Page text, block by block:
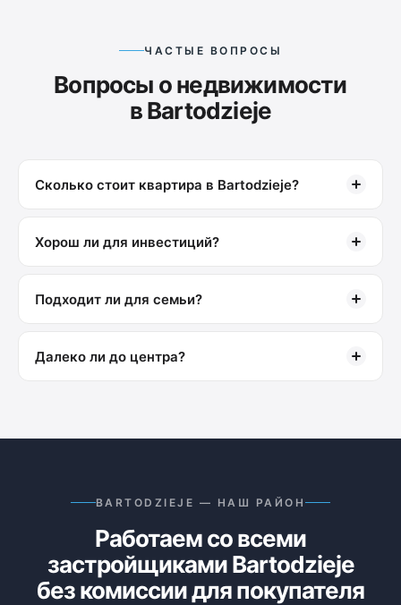
ЧАСТЫЕ ВОПРОСЫ
Вопросы о недвижимости
в Bartodzieje
Сколько стоит квартира в Bartodzieje?
Хорош ли для инвестиций?
Подходит ли для семьи?
Далеко ли до центра?
BARTODZIEJE — НАШ РАЙОН
Работаем со всеми
застройщиками Bartodzieje
без комиссии для покупателя